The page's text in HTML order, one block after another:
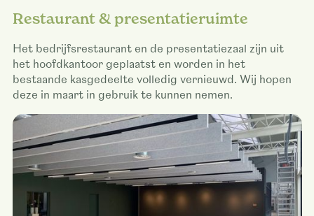
Restaurant & presentatieruimte
Het bedrijfsrestaurant en de presentatiezaal zijn uit
het hoofdkantoor geplaatst en worden in het
bestaande kasgedeelte volledig vernieuwd. Wij hopen
deze in maart in gebruik te kunnen nemen.